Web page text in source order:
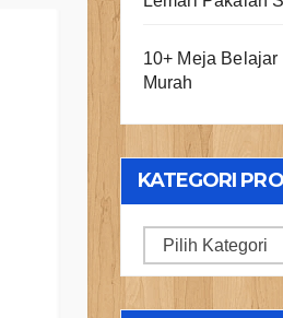
10+ Meja
Murah
KATEGORI
Kategori
Produk